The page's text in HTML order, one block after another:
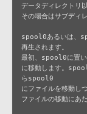
データディレクトリ
その場合はサブディ
spool0あるいは、
再生されます。
最初、spool0に置
に移動します。
らspool0
にファイルを移動し
ファイルの移動にあ